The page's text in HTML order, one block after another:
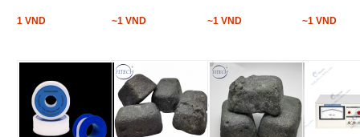
1 VND ~1 VND ~1 VND ~1 VND